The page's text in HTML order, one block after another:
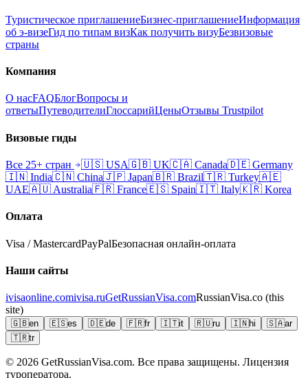
Туристическое приглашениеБизнес-приглашениеИнформация
об э-визеГид по типам визКак получить визуБезвизовые
страны
Компания
О насFAQБлогВопросы и
ответыПутеводителиГлоссарийЦеныОтзывы Trustpilot
Визовые гиды
Все 25+ стран 🇺🇸 USA🇬🇧 UK🇨🇦 Canada🇩🇪 Germany
🇮🇳 India🇨🇳 China🇯🇵 Japan🇧🇷 Brazil🇹🇷 Turkey🇦🇪
UAE🇦🇺 Australia🇫🇷 France🇪🇸 Spain🇮🇹 Italy🇰🇷 Korea
Оплата
Visa / MastercardPayPalБезопасная онлайн-оплата
Наши сайты
ivisaonline.comivisa.ruGetRussianVisa.comRussianVisa.co (this
site)
🇬🇧en 🇪🇸es 🇩🇪de 🇫🇷fr 🇮🇹it 🇷🇺ru 🇮🇳hi 🇸🇦ar
🇹🇷tr
© 2026 GetRussianVisa.com. Все права защищены. Лицензия
туроператора.